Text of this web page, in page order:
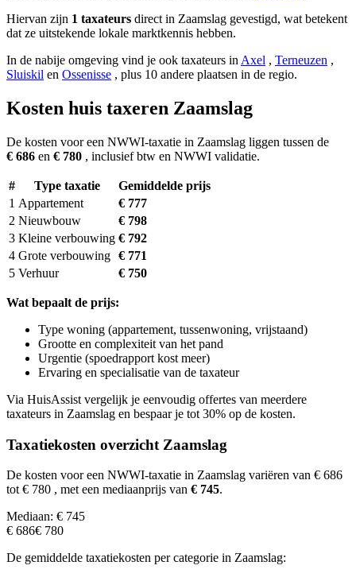
Hiervan zijn 1 taxateurs direct in Zaamslag gevestigd, wat betekent
dat ze uitstekende lokale marktkennis hebben.
In de nabije omgeving vind je ook taxateurs in Axel , Terneuzen ,
Sluiskil en Ossenisse , plus 10 andere plaatsen in de regio.
Kosten huis taxeren Zaamslag
De kosten voor een NWWI-taxatie in Zaamslag liggen tussen de
€ 686 en € 780 , inclusief btw en NWWI validatie.
# Type taxatie
Gemiddelde prijs
1 Appartement
€ 777
2 Nieuwbouw
€ 798
3 Kleine verbouwing € 792
4 Grote verbouwing € 771
5 Verhuur € 750
Wat bepaalt de prijs:
Type woning (appartement, tussenwoning, vrijstaand)
Grootte en complexiteit van het pand
Urgentie (spoedrapport kost meer)
Ervaring en specialisatie van de taxateur
Via HuisAssist vergelijk je eenvoudig offertes van meerdere
taxateurs in Zaamslag en bespaar je tot 30% op de kosten.
Taxatiekosten overzicht Zaamslag
De kosten voor een NWWI-taxatie in Zaamslag variëren van € 686
tot € 780 , met een mediaanprijs van € 745.
Mediaan: € 745
€ 686€ 780
De gemiddelde taxatiekosten per categorie in Zaamslag: